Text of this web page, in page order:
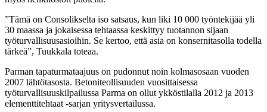
”Tämä on Consolikselta iso satsaus, kun liki 10 000 työntekijää yli
30 maassa ja jokaisessa tehtaassa keskittyy tuotannon sijaan
työturvallisuusasioihin. Se kertoo, että asia on konsernitasolla todella
tärkeä”, Tuukkala toteaa.
Parman tapaturmataajuus on pudonnut noin kolmasosaan vuoden
2007 lähtötasosta. Betoniteollisuuden vuosittaisessa
työturvallisuuskilpailussa Parma on ollut ykköstilalla 2012 ja 2013
elementtitehtaat -sarjan yritysvertailussa.